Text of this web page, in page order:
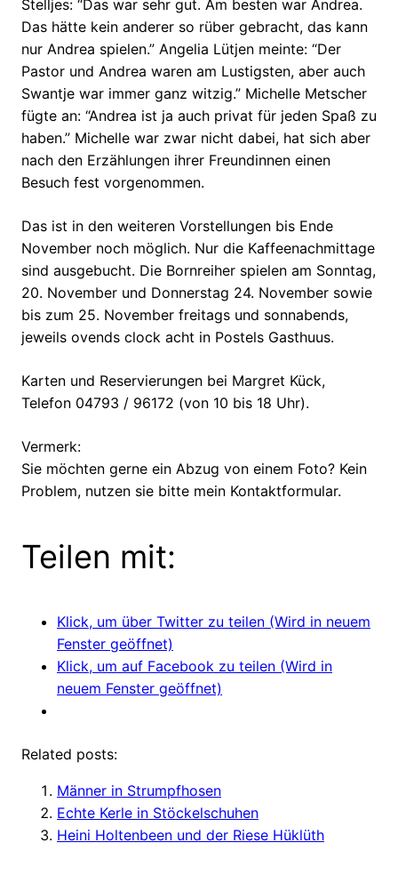
Stelljes: “Das war sehr gut. Am besten war Andrea.
Das hätte kein anderer so rüber gebracht, das kann
nur Andrea spielen.” Angelia Lütjen meinte: “Der
Pastor und Andrea waren am Lustigsten, aber auch
Swantje war immer ganz witzig.” Michelle Metscher
fügte an: “Andrea ist ja auch privat für jeden Spaß zu
haben.” Michelle war zwar nicht dabei, hat sich aber
nach den Erzählungen ihrer Freundinnen einen
Besuch fest vorgenommen.
Das ist in den weiteren Vorstellungen bis Ende
November noch möglich. Nur die Kaffeenachmittage
sind ausgebucht. Die Bornreiher spielen am Sonntag,
20. November und Donnerstag 24. November sowie
bis zum 25. November freitags und sonnabends,
jeweils ovends clock acht in Postels Gasthuus.
Karten und Reservierungen bei Margret Kück,
Telefon 04793 / 96172 (von 10 bis 18 Uhr).
Vermerk:
Sie möchten gerne ein Abzug von einem Foto? Kein
Problem, nutzen sie bitte mein Kontaktformular.
Teilen mit:
Klick, um über Twitter zu teilen (Wird in neuem
Fenster geöffnet)
Klick, um auf Facebook zu teilen (Wird in
neuem Fenster geöffnet)
Related posts:
Männer in Strumpfhosen
Echte Kerle in Stöckelschuhen
Heini Holtenbeen und der Riese Hüklüth